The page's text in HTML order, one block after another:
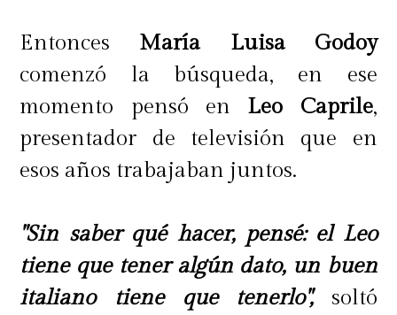
Entonces María Luisa Godoy
comenzó la búsqueda, en ese
momento pensó en Leo Caprile,
presentador de televisión que en
esos años trabajaban juntos.
"Sin saber qué hacer, pensé: el Leo
tiene que tener algún dato, un buen
italiano tiene que tenerlo",soltó